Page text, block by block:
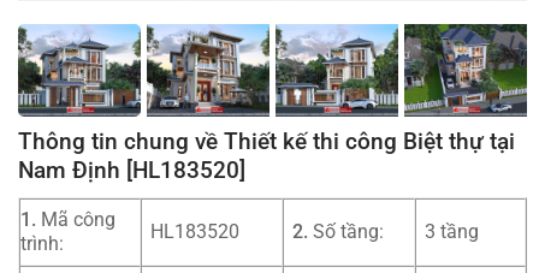
Thông tin chung về Thiết kế thi công Biệt thự tại
Nam Định [HL183520]
1. Mã công
trình:
HL183520 2. Số tầng: 3 tầng